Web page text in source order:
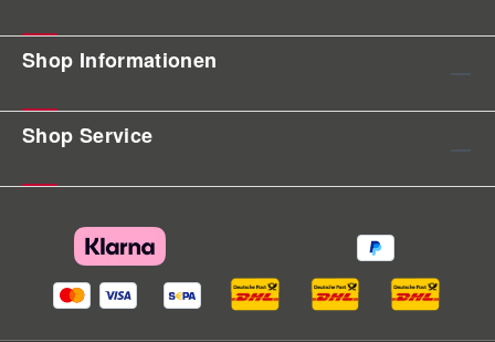
Shop Informationen
Shop Service